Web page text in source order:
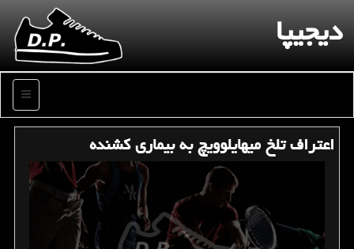
دیجیپا
منو
اعتراف تلخ میهایلوویچ به بیماری كشنده